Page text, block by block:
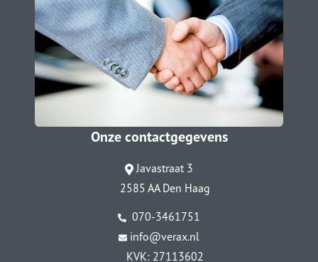
Onze contactgegevens
Javastraat 3
2585 AA Den Haag
070-3461751
info@verax.nl
KVK: 27113602